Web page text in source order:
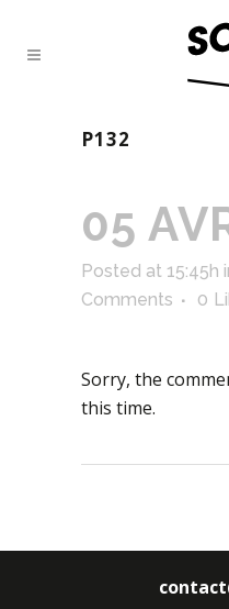
P132
05
Posted at 15:45h
Comments
0
Sorry, the
this time.